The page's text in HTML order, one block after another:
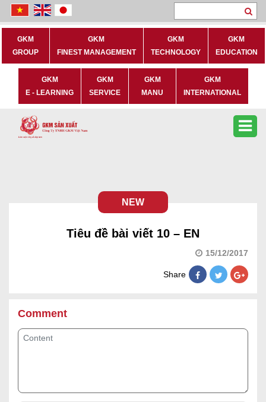
GKM
GROUP
GKM
FINEST MANAGEMENT
GKM
TECHNOLOGY
GKM
EDUCATION
GKM
E - LEARNING
GKM
SERVICE
GKM
MANU
GKM
INTERNATIONAL
NEW
Tiêu đề bài viết 10 – EN
15/12/2017
Share
Comment
Content